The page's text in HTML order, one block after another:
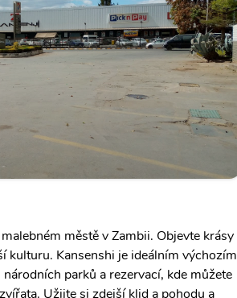
městě v Zambii. Objevte krásy
kulturu. Kansenshi je ideálním výchozím
parků a rezervací, kde můžete
Užijte si zdejší klid a pohodu a